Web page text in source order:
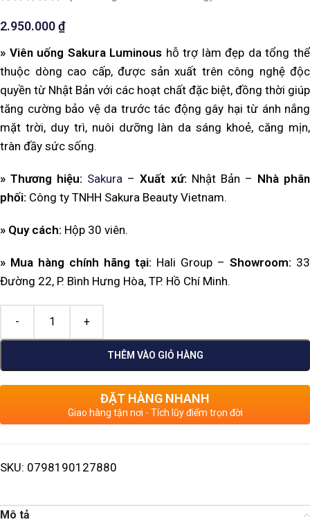
2.950.000₫
» Viên uống Sakura Luminous hỗ trợ làm đẹp da tổng thể
thuộc dòng cao cấp, được sản xuất trên công nghệ độc
quyền từ Nhật Bản với các hoạt chất đặc biệt, đồng thời giúp
tăng cường bảo vệ da trước tác động gây hại từ ánh nắng
mặt trời, duy trì, nuôi dưỡng làn da sáng khoẻ, căng mịn,
tràn đầy sức sống.
» Thương hiệu: Sakura –Xuất xứ: Nhật Bản – Nhà phân
phối: Công ty TNHH Sakura Beauty Vietnam.
» Quy cách: Hộp 30 viên.
» Mua hàng chính hãng tại: Hali Group – Showroom: 33
Đường 22, P. Bình Hưng Hòa, TP. Hồ Chí Minh.
THÊM VÀO GIỎ HÀNG
ĐẶT HÀNG NHANH
Giao hàng tận nơi - Tích lũy điểm trọn đời
SKU: 0798190127880
Mô tả